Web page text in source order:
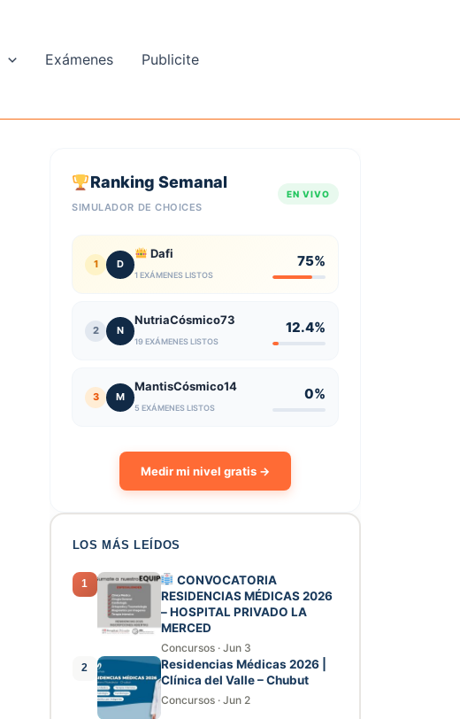
Exámenes Publicite
Ranking Semanal
SIMULADOR DE CHOICES
EN VIVO
1 D
Dafi
1 EXÁMENES LISTOS
75%
2 N
NutriaCósmico73
19 EXÁMENES LISTOS
12.4%
3 M
MantisCósmico14
5 EXÁMENES LISTOS
0%
Medir mi nivel gratis →
LOS MÁS LEÍDOS
1
CONVOCATORIA
RESIDENCIAS MÉDICAS 2026
– HOSPITAL PRIVADO LA
MERCED
Concursos · Jun 3
2
Residencias Médicas 2026 |
Clínica del Valle – Chubut
Concursos · Jun 2